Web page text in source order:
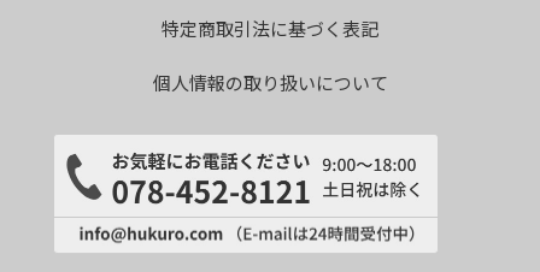
特定商取引法に基づく表記
個人情報の取り扱いについて